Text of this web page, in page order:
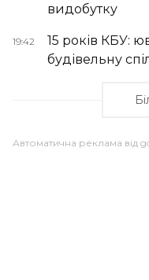
видобутку
19:42
15 років КБУ:
будівельну
Автоматична реклама від